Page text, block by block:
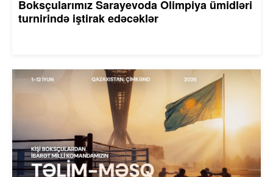
Boksçularımız Sarayevoda Olimpiya ümidləri
turnirində iştirak edəcəklər